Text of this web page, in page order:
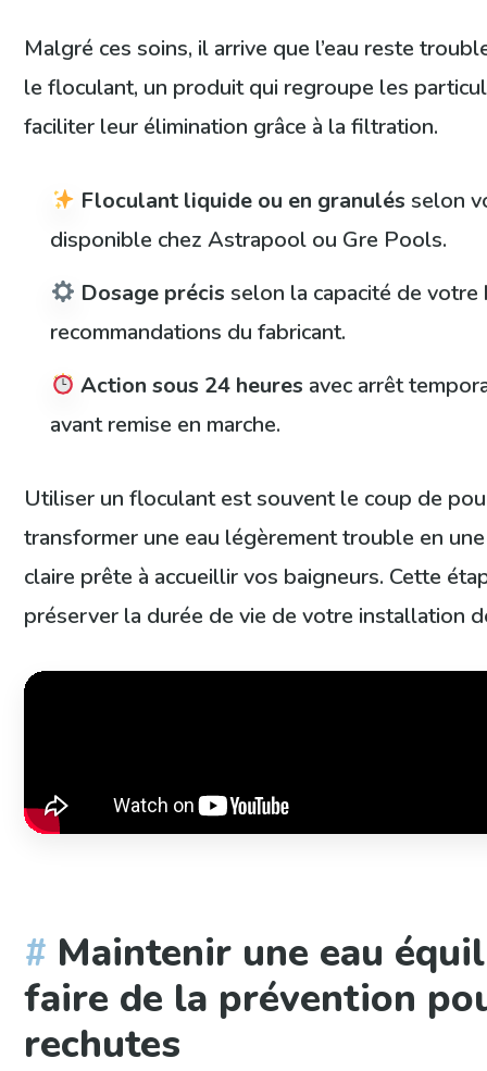
Malgré ces soins, il arrive que l’eau reste
le floculant, un produit qui regroupe les
faciliter leur élimination grâce à la filtration.
Floculant liquide ou en granulés selon
disponible chez Astrapool ou Gre Pools.
Dosage précis selon la capacité de votre
recommandations du fabricant.
Action sous 24 heures avec arrêt
avant remise en marche.
Utiliser un floculant est souvent le coup de
transformer une eau légèrement trouble en
claire prête à accueillir vos baigneurs. Cette
préserver la durée de vie de votre installation
Maintenir une eau
faire de la prévention
rechutes